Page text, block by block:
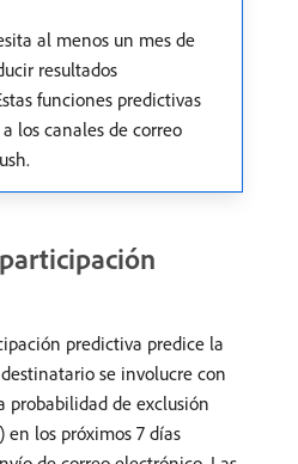
al menos un mes de
resultados
funciones predictivas
los canales de correo
predictiva predice la
se involucre con
probabilidad de exclusión
en los próximos 7 días